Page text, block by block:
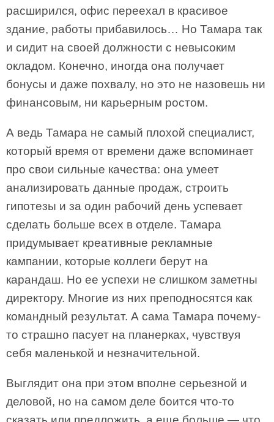
расширился, офис переехал в красивое
здание, работы прибавилось… Но Тамара так
и сидит на своей должности с невысоким
окладом. Конечно, иногда она получает
бонусы и даже похвалу, но это не назовешь ни
финансовым, ни карьерным ростом.
А ведь Тамара не самый плохой специалист,
который время от времени даже вспоминает
про свои сильные качества: она умеет
анализировать данные продаж, строить
гипотезы и за один рабочий день успевает
сделать больше всех в отделе. Тамара
придумывает креативные рекламные
кампании, которые коллеги берут на
карандаш. Но ее успехи не слишком заметны
директору. Многие из них преподносятся как
командный результат. А сама Тамара почему-
то страшно пасует на планерках, чувствуя
себя маленькой и незначительной.
Выглядит она при этом вполне серьезной и
деловой, но на самом деле боится что-то